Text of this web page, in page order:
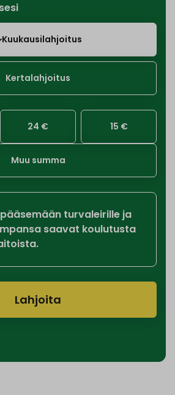
Kuukausilahjoitus
Kertalahjoitus
24 € 15 €
Muu summa
turvaleirille ja
saavat koulutusta
Lahjoita